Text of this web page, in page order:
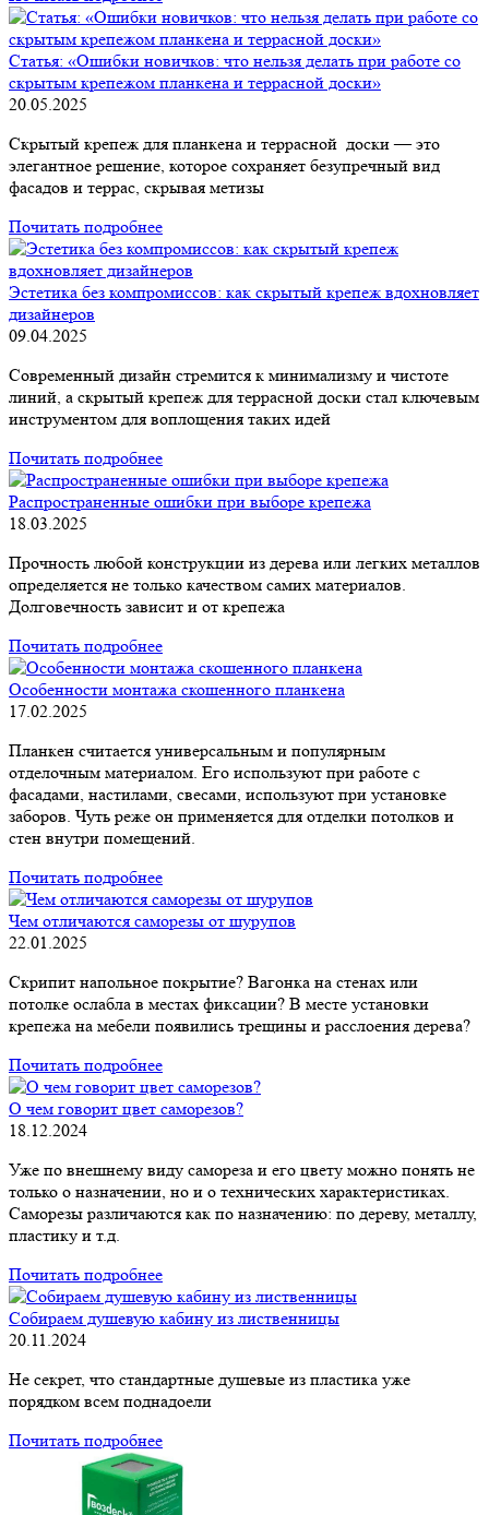
Статья: «Ошибки новичков: что нельзя делать при работе со
скрытым крепежом планкена и террасной доски»
20.05.2025
Скрытый крепеж для планкена и террасной доски — это
элегантное решение, которое сохраняет безупречный вид
фасадов и террас, скрывая метизы
Почитать подробнее
Эстетика без компромиссов: как скрытый крепеж вдохновляет
дизайнеров
09.04.2025
Современный дизайн стремится к минимализму и чистоте
линий, а скрытый крепеж для террасной доски стал ключевым
инструментом для воплощения таких идей
Почитать подробнее
Распространенные ошибки при выборе крепежа
18.03.2025
Прочность любой конструкции из дерева или легких металлов
определяется не только качеством самих материалов.
Долговечность зависит и от крепежа
Почитать подробнее
Особенности монтажа скошенного планкена
17.02.2025
Планкен считается универсальным и популярным
отделочным материалом. Его используют при работе с
фасадами, настилами, свесами, используют при установке
заборов. Чуть реже он применяется для отделки потолков и
стен внутри помещений.
Почитать подробнее
Чем отличаются саморезы от шурупов
22.01.2025
Скрипит напольное покрытие? Вагонка на стенах или
потолке ослабла в местах фиксации? В месте установки
крепежа на мебели появились трещины и расслоения дерева?
Почитать подробнее
О чем говорит цвет саморезов?
18.12.2024
Уже по внешнему виду самореза и его цвету можно понять не
только о назначении, но и о технических характеристиках.
Саморезы различаются как по назначению: по дереву, металлу,
пластику и т.д.
Почитать подробнее
Собираем душевую кабину из лиственницы
20.11.2024
Не секрет, что стандартные душевые из пластика уже
порядком всем поднадоели
Почитать подробнее